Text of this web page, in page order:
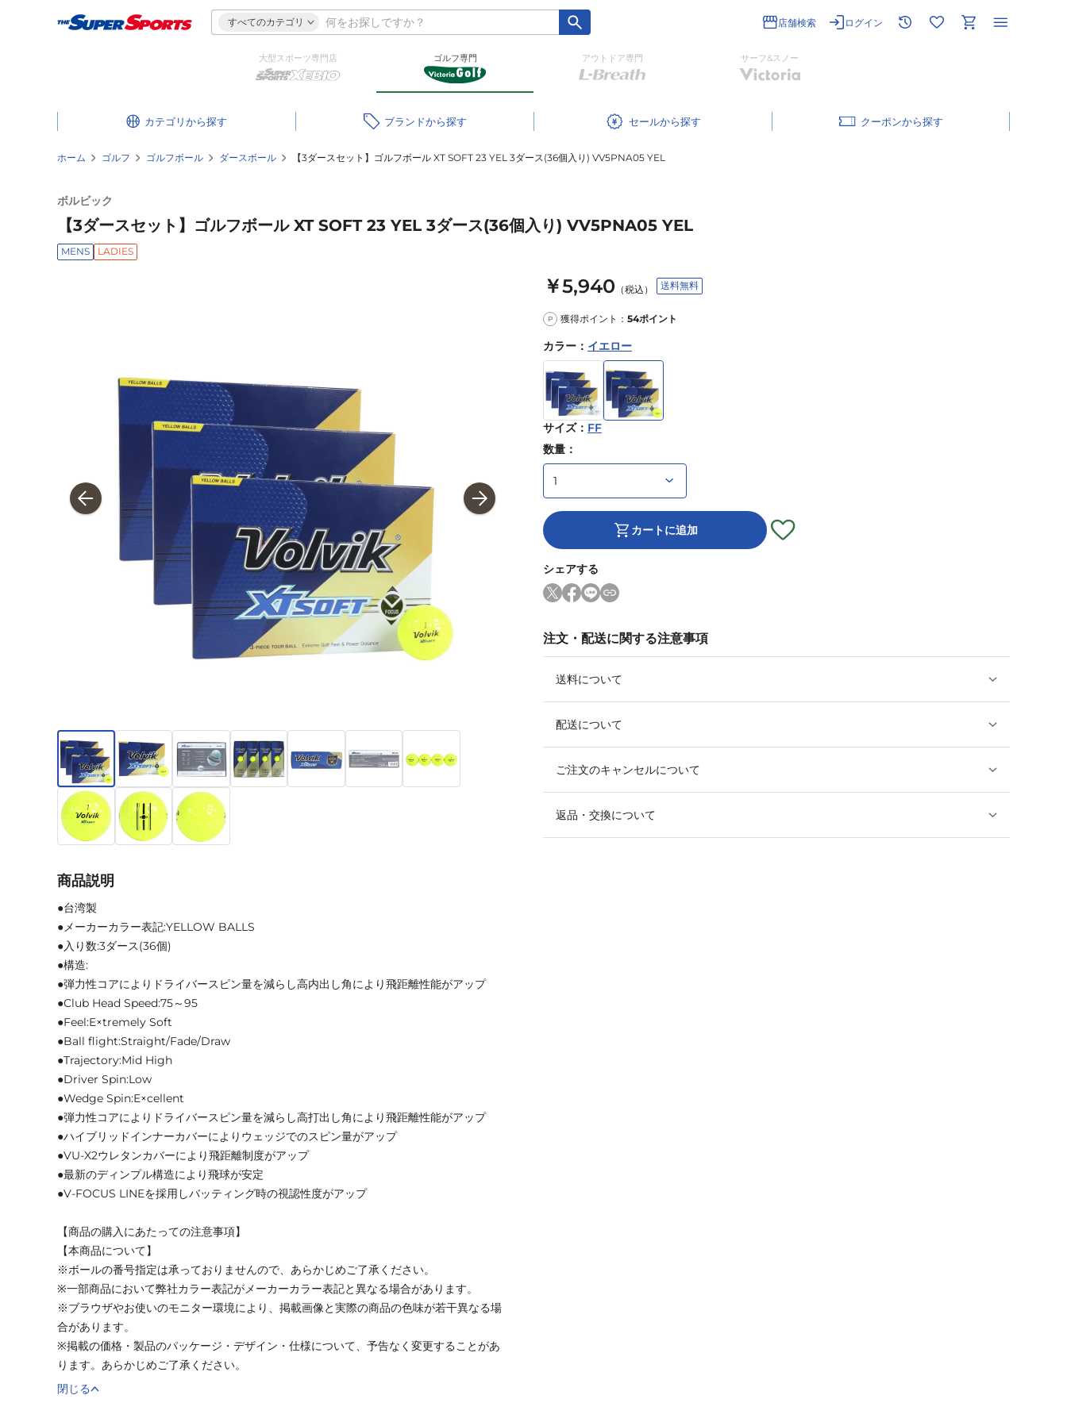
すべてのカテゴリ 店舗検索 ログイン
大型スポーツ専門店 ゴルフ専門 アウトドア専門 サーフ&スノー
カテゴリ ブランド セール クーポン
ホーム ゴルフ ゴルフボール ダースボール 【3ダースセット】ゴルフボール XT SOFT 23 YEL 3ダース(36個入り) VV5PNA05 YEL
ボルビック
【3ダースセット】ゴルフボール XT SOFT 23 YEL 3ダース(36個入り) VV5PNA05 YEL
MENS LADIES
￥5,940 （税込） 送料無料
P 獲得ポイント： 54ポイント
カラー ： イエロー
サイズ： FF
数量：
カートに追加
シェアする
注文・配送に関する注意事項
送料について
配送について
ご注文のキャンセルについて
返品・交換について
商品説明
●台湾製
●メーカーカラー表記:YELLOW BALLS
●入り数:3ダース(36個)
●構造:
●弾力性コアによりドライバースピン量を減らし高内出し角により飛距離性能がアップ
●Club Head Speed:75～95
●Feel:E×tremely Soft
●Ball flight:Straight/Fade/Draw
●Trajectory:Mid High
●Driver Spin:Low
●Wedge Spin:E×cellent
●弾力性コアによりドライバースピン量を減らし高打出し角により飛距離性能がアップ
●ハイブリッドインナーカバーによりウェッジでのスピン量がアップ
●VU-X2ウレタンカバーにより飛距離制度がアップ
●最新のディンプル構造により飛球が安定
●V-FOCUS LINEを採用しバッティング時の視認性度がアップ
【商品の購入にあたっての注意事項】
【本商品について】
※ボールの番号指定は承っておりませんので、あらかじめご了承ください。
※一部商品において弊社カラー表記がメーカーカラー表記と異なる場合があります。
※ブラウザやお使いのモニター環境により、掲載画像と実際の商品の色味が若干異なる場
合があります。
※掲載の価格・製品のパッケージ・デザイン・仕様について、予告なく変更することがあ
ります。あらかじめご了承ください。
閉じる